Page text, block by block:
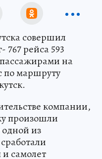
совершил
767 рейса 593
на
по маршруту
компании,
произошли
из
самолет